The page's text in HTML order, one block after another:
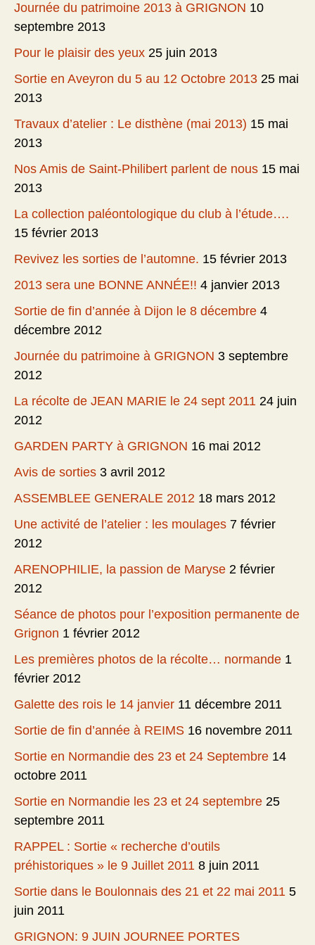
Journée du patrimoine 2013 à GRIGNON 10
septembre 2013
Pour le plaisir des yeux 25 juin 2013
Sortie en Aveyron du 5 au 12 Octobre 2013 25 mai
2013
Travaux d’atelier : Le disthène (mai 2013) 15 mai
2013
Nos Amis de Saint-Philibert parlent de nous 15 mai
2013
La collection paléontologique du club à l’étude….
15 février 2013
Revivez les sorties de l’automne. 15 février 2013
2013 sera une BONNE ANNÉE!! 4 janvier 2013
Sortie de fin d’année à Dijon le 8 décembre 4
décembre 2012
Journée du patrimoine à GRIGNON 3 septembre
2012
La récolte de JEAN MARIE le 24 sept 2011 24 juin
2012
GARDEN PARTY à GRIGNON 16 mai 2012
Avis de sorties 3 avril 2012
ASSEMBLEE GENERALE 2012 18 mars 2012
Une activité de l’atelier : les moulages 7 février
2012
ARENOPHILIE, la passion de Maryse 2 février
2012
Séance de photos pour l’exposition permanente de
Grignon 1 février 2012
Les premières photos de la récolte… normande 1
février 2012
Galette des rois le 14 janvier 11 décembre 2011
Sortie de fin d’année à REIMS 16 novembre 2011
Sortie en Normandie des 23 et 24 Septembre 14
octobre 2011
Sortie en Normandie les 23 et 24 septembre 25
septembre 2011
RAPPEL : Sortie « recherche d’outils
préhistoriques » le 9 Juillet 2011 8 juin 2011
Sortie dans le Boulonnais des 21 et 22 mai 2011 5
juin 2011
GRIGNON: 9 JUIN JOURNEE PORTES